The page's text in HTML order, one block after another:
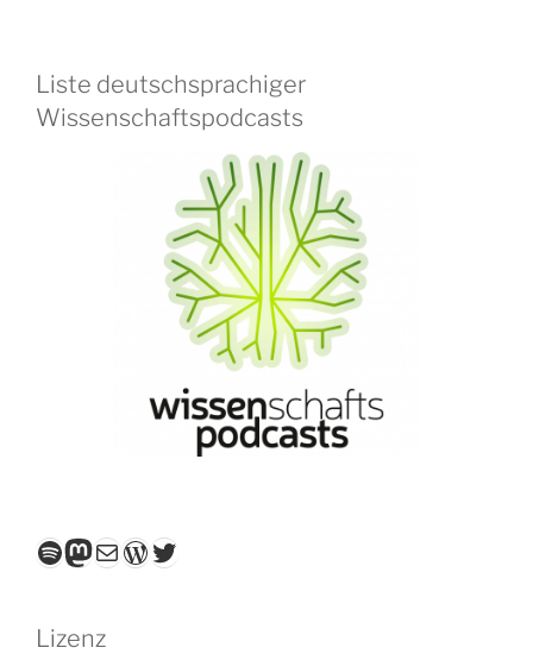
Liste deutschsprachiger
Wissenschaftspodcasts
Spotify
Mastodon
E-MailWordPress
Twitter
Lizenz